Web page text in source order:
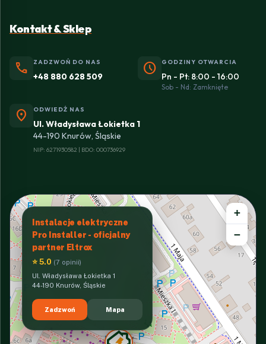
Kontakt & Sklep
phone ZADZWOŃ DO NAS
+48 880 628 509 schedule GODZINY OTWARCIA
Pn - Pt: 8:00 - 16:00
Sob - Nd: Zamknięte
location_on ODWIEDŹ NAS
Ul. Władysława Łokietka 1
44-190 Knurów, Śląskie
NIP: 6271930582 | BDO: 000736929
Instalacje elektryczne
Pro Installer - oficjalny
partner Eltrox
⭐ 5.0 (7 opinii)
Ul. Władysława Łokietka 1
44-190 Knurów, Śląskie
Zadzwoń Mapa
+
−